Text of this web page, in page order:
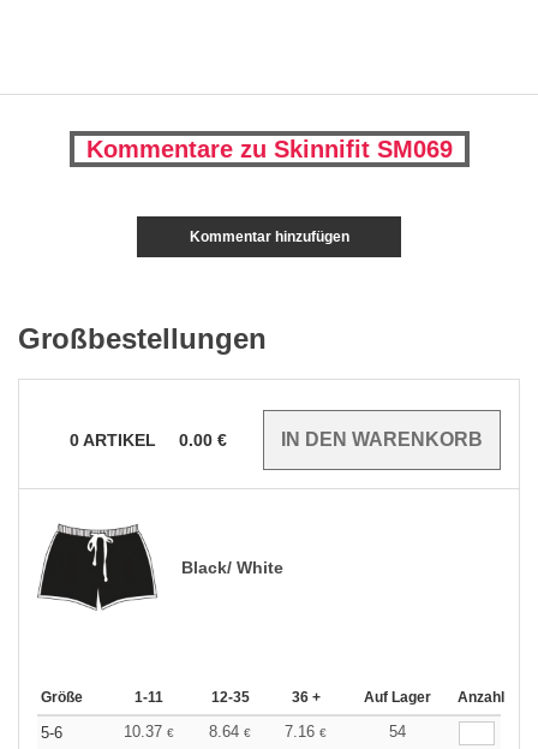
Kommentare zu Skinnifit SM069
Kommentar hinzufügen
Großbestellungen
0ARTIKEL 0.00 €
Black/ White
Größe 1-11 12-35 36 + Auf Lager Anzahl
5-6 10.37 € 8.64 € 7.16 €
54